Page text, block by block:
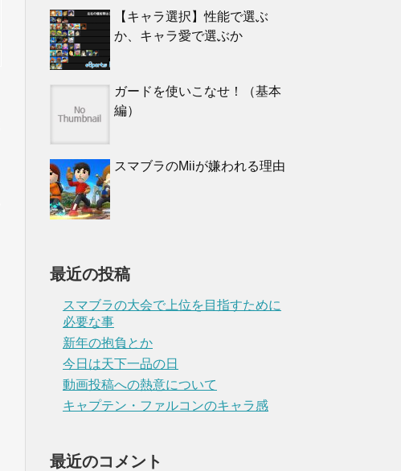
【キャラ選択】性能で選ぶ
か、キャラ愛で選ぶか
ガードを使いこなせ！（基本
編）
スマブラのMiiが嫌われる理由
最近の投稿
スマブラの大会で上位を目指すために
必要な事
新年の抱負とか
今日は天下一品の日
動画投稿への熱意について
キャプテン・ファルコンのキャラ感
最近のコメント